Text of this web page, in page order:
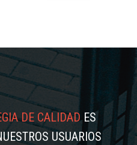
DE CALIDADES
USUARIOS